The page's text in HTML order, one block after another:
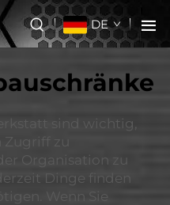
DE
sind wichtig,
Zugriff zu
Organisation zu
Dinge finden
Wenn Sie